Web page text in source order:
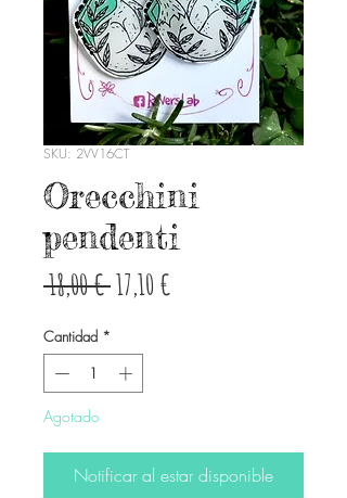
SKU: 2VV16CT
Orecchini
pendenti
18,00 € Precio
17,10 €
Cantidad *
Agotado
Notificar al estar disponible